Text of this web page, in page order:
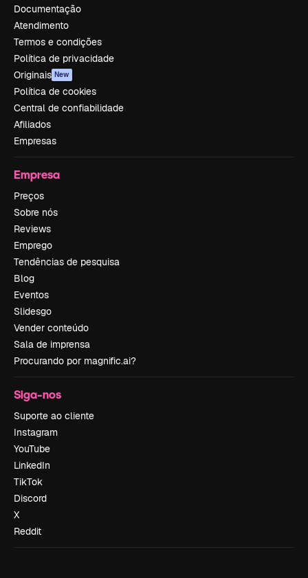
Documentação
Atendimento
Termos e condições
Política de privacidade
Originais New
Política de cookies
Central de confiabilidade
Afiliados
Empresas
Empresa
Preços
Sobre nós
Reviews
Emprego
Tendências de pesquisa
Blog
Eventos
Slidesgo
Vender conteúdo
Sala de imprensa
Procurando por magnific.ai?
Siga-nos
Suporte ao cliente
Instagram
YouTube
LinkedIn
TikTok
Discord
X
Reddit